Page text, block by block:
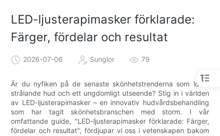
LED-ljusterapimasker förklarade:
Färger, fördelar och resultat
2026-07-06 Sunglor 79
Är du nyfiken på de senaste skönhetstrenderna som lovar
strålande hud och ett ungdomligt utseende? Stig in i världen
av LED-ljusterapimasker – en innovativ hudvårdsbehandling
som har tagit skönhetsbranschen med storm. I vår
omfattande guide, "LED-ljusterapimasker förklarade: Färger,
fördelar och resultat", fördjupar vi oss i vetenskapen bakom